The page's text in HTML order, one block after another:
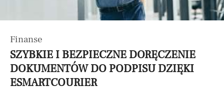
Finanse
SZYBKIE I BEZPIECZNE DORĘCZENIE
DOKUMENTÓW DO PODPISU DZIĘKI
ESMARTCOURIER